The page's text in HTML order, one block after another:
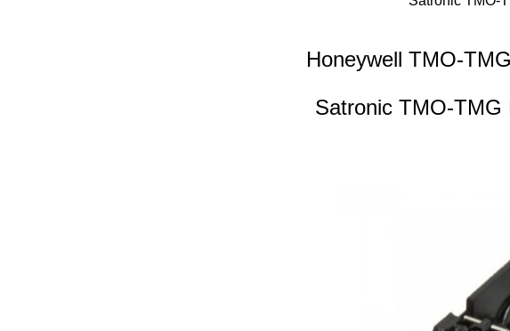
Honeywell TMO-
Satronic TMO-TMG